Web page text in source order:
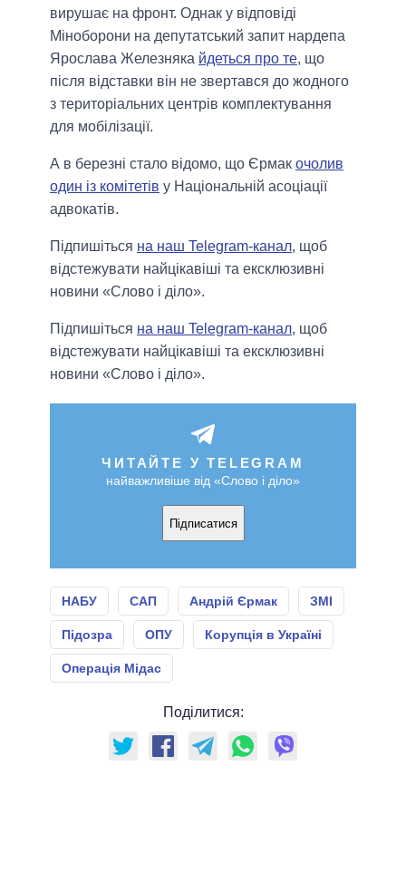
вирушає на фронт. Однак у відповіді
Міноборони на депутатський запит нардепа
Ярослава Железняка йдеться про те, що
після відставки він не звертався до жодного
з територіальних центрів комплектування
для мобілізації.
А в березні стало відомо, що Єрмак очолив
один із комітетів у Національній асоціації
адвокатів.
Підпишіться на наш Telegram-канал, щоб
відстежувати найцікавіші та ексклюзивні
новини «Слово і діло».
Підпишіться на наш Telegram-канал, щоб
відстежувати найцікавіші та ексклюзивні
новини «Слово і діло».
ЧИТАЙТЕ У TELEGRAM
найважливіше від «Слово і діло»
Підписатися
НАБУ САП Андрій Єрмак ЗМІ
Підозра ОПУ Корупція в Україні
Операція Мідас
Поділитися: